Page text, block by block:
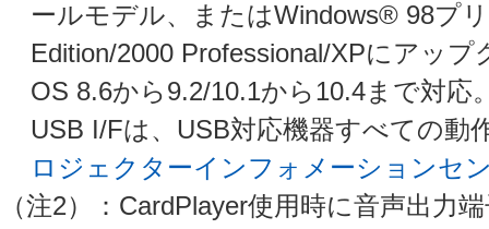
ールモデル、またはWindows® 98プ
Edition/2000 Professional/XPにアッ
OS 8.6から9.2/10.1から10.4まで対
USB I/Fは、USB対応機器すべての
ロジェクターインフォメーションセ
（注2）：CardPlayer使用時に音声出力